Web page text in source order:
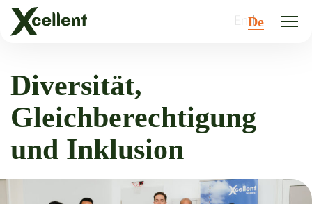
En De
Diversität,
Gleichberechtigung
und Inklusion